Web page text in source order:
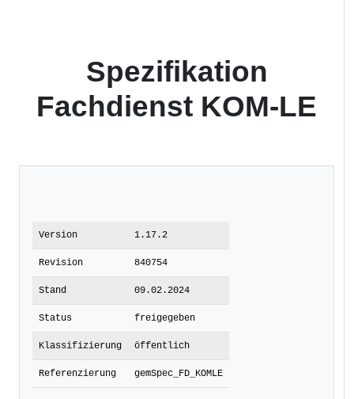
Spezifikation
Fachdienst KOM-LE
Version 1.17.2
Revision 840754
Stand 09.02.2024
Status freigegeben
Klassifizierung öffentlich
Referenzierung gemSpec_FD_KOMLE